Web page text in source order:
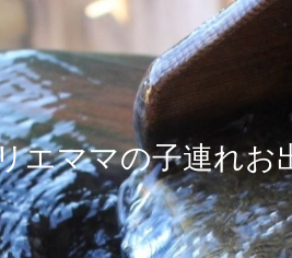
エママの子連れお